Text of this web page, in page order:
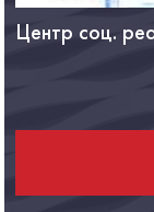
Центр соц.